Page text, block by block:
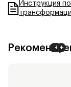
Инструкция
++++ +